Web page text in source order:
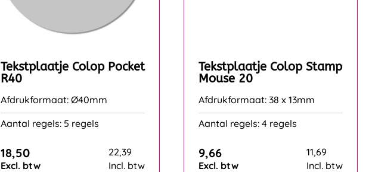
Tekstplaatje Colop Pocket
R40
Afdrukformaat: Ø40mm
Aantal regels: 5 regels
18,50
Excl. btw
22,39
Incl. btw
Tekstplaatje Colop Stamp
Mouse 20
Afdrukformaat: 38 x 13mm
Aantal regels: 4 regels
9,66
Excl. btw
11,69
Incl. btw